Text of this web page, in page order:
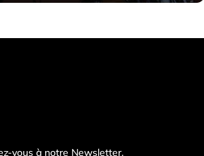
vous à notre Newsletter.